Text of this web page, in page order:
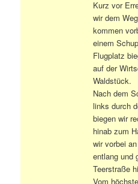
Kurz vor
wir dem
kommen
einem
Flugplatz
auf der
Waldstück.
Nach dem
links durch
biegen wir
hinab zum
wir vorbei
entlang und
Teerstraße
Vom